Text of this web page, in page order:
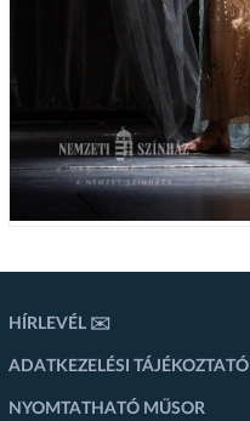
HÍRLEVÉL ✉️
ADATKEZELÉSI TÁJÉKOZTATÓ
NYOMTATHATÓ MŰSOR